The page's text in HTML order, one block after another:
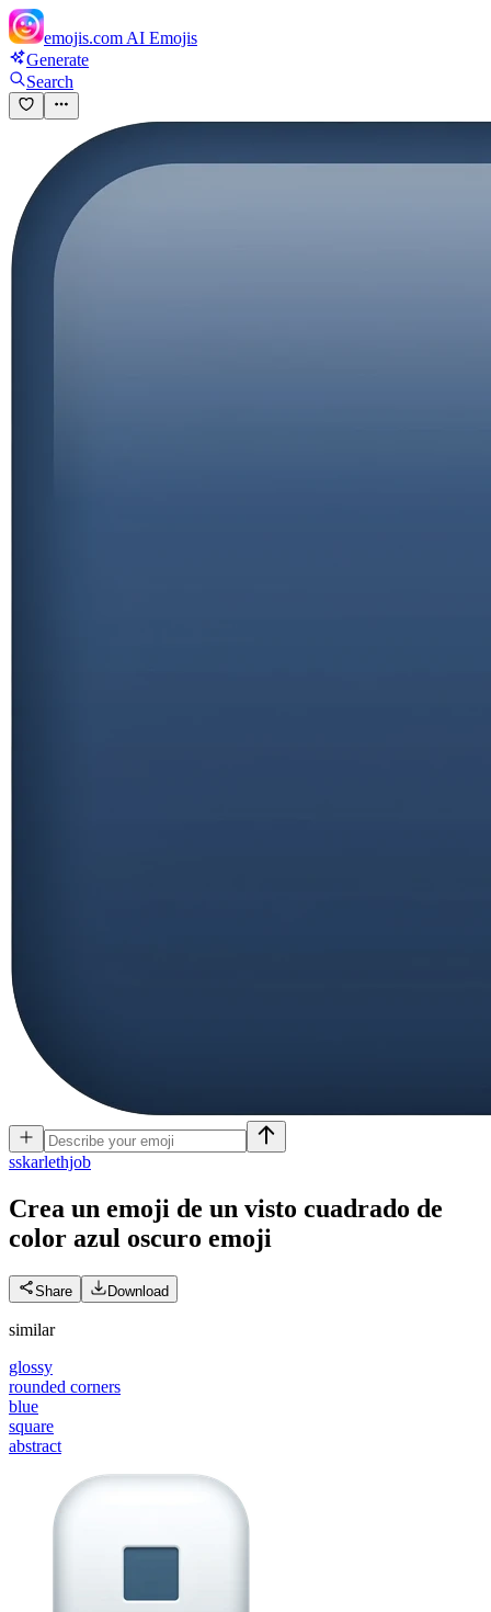
emojis.com AI Emojis
Generate
Search
sskarlethjob
Crea un emoji de un visto cuadrado de
color azul oscuro emoji
Share Download
similar
glossy
rounded corners
blue
square
abstract